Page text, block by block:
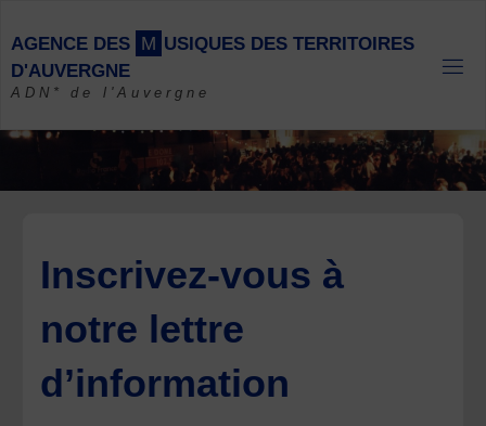
content
AGENCE DES M USIQUES DES TERRITOIRES
D'AUVERGNE
ADN* de l'Auvergne
Inscrivez-vous à
notre lettre
d’information